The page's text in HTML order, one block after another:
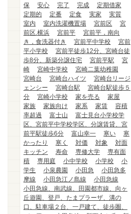
保
安心 完了 完成
定期借家
定期的
定番 定食 実家
実質
室内
室内洗濯機置場 宮前区
宮
前区.横浜
宮前平
宮前平，南向
き，食洗器付き
宮前平中学校
宮前
平小学校
宮前平徒歩12分、宮崎台徒
歩8分、新築分譲住宅
宮前平駅
宮
崎
宮崎中学校
宮崎二葉幼稚園
宮崎台
宮崎台ハイツ
宮崎台リージ
ェンシー
宮崎台駅
宮崎台駅徒歩５
分
宮崎小学校 家を売る
家屋
家族
家族向け 家系 家賃
容積
率超過
富士山
富士見台小学校学
区、宮前平中学校学区、分譲賃貸、宮
前平駅徒歩6分
富山幸一 寒い
寒
かったり
寒く 対価 対象
対面
キッチン
寿命 専修大学
専有面
積
専用庭 小中学校 小学校
小
学生
小泉農園 小田急
小田急多
摩線
小田急江ノ島線
小田急線
小田急線、南武線、田園都市線、向ヶ
丘遊園、登戸、たまプラーザ、溝の
口、駐車場２台、一戸建て、徒歩圏、